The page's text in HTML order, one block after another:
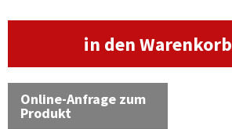
in den Warenkorb
Online-Anfrage zum
Produkt